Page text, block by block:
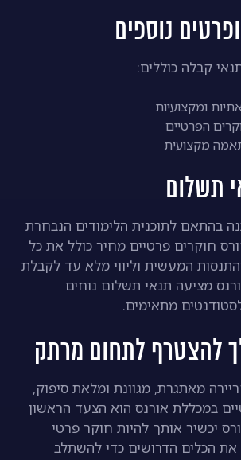
נוספים
קבלה כוללים:
ומקצועיות
הפרטיים
מקצועית
תשלום
בהתאם לתוכנית הלימודים הנבחרת
חוקרים פרטיים מחיר כולל את כל
המעשית וליווי מלא עד לקבלת
מציעה תנאי תשלום נוחים
מתאימים.
להצטרף לתחום מרתק
מאתגרת, מגוונת ומלאת סיפוק,
במכללת אורנס הוא הצעד הראשון
יכשיר אותך להיות חוקר פרטי
את הכלים הדרושים כדי להשתלב